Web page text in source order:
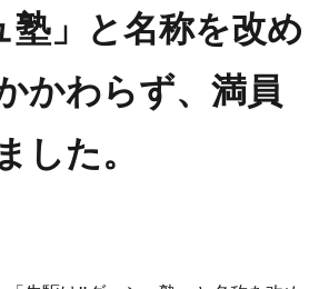
」と名称を改め
かわらず、満員
した。